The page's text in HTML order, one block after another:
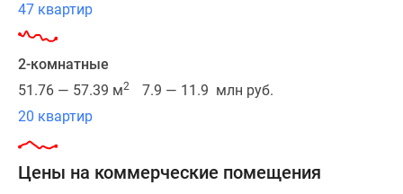
коммерческой
инфраструктуры.
Современная
архитектура
зданий,
дополненная
стильной
47 квартир
2-комнатные
51.76 — 57.39 м2
7.9 — 11.9 млн руб.
20 квартир
Цены на коммерческие помещения